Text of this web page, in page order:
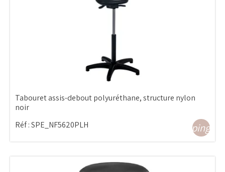
Tabouret assis-debout polyuréthane, structure nylon
noir
Réf :SPE_NF5620PLH